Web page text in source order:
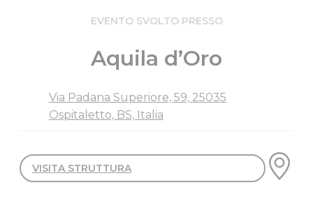
EVENTO SVOLTO PRESSO
Aquila d’Oro
Via Padana Superiore, 59, 25035
Ospitaletto, BS, Italia
VISITA STRUTTURA